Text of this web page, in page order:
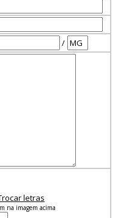
/
letras
na imagem acima